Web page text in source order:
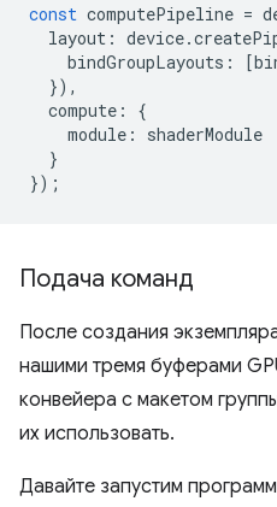
const computePipeline =
layout : device.
bindGroupLayouts : [
}),
compute :
{
module :
shaderModule
}
});
Подача команд
После создания
нашими тремя буферами
конвейера с макетом
их использовать.
Давайте запустим